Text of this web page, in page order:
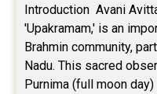
Free Chinese
Free Feng Shui
Free Panchanga
Introduction  Avani
'Upakramam,' is an
Brahmin community,
Nadu. This sacred
Purnima (full moon